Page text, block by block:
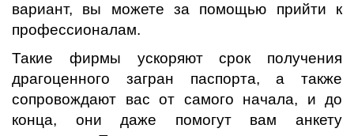
вариант, вы можете за помощью прийти к
профессионалам.
Такие фирмы ускоряют срок получения
драгоценного загран паспорта, а также
сопровождают вас от самого начала, и до
конца, они даже помогут вам анкету